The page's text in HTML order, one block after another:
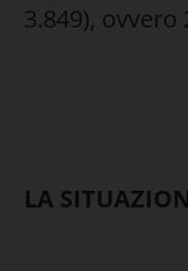
3.849), ovvero
LA